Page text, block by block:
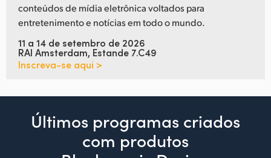
conteúdos de mídia eletrônica voltados para
entretenimento e notícias em todo o mundo.
11 a 14 de setembro de 2026
RAI Amsterdam, Estande 7.C49
Inscreva-se aqui >
Últimos programas criados
com produtos